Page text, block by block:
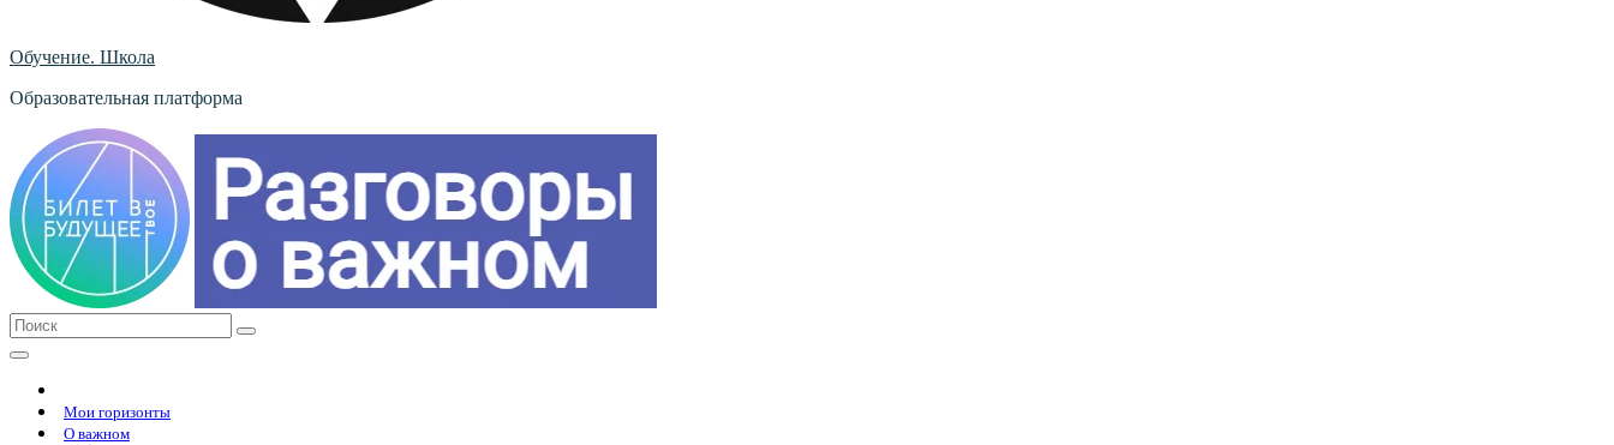
Обучение. Школа
Образовательная платформа
Мои горизонты
О важном